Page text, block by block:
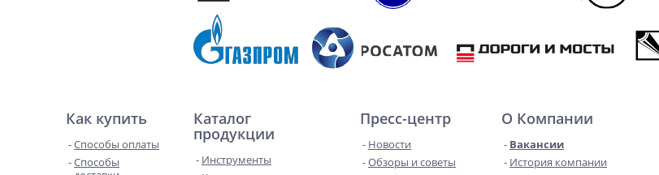
Как купить
Способы оплаты
Способы
Каталог
продукции
Инструменты
Пресс-центр
Новости
Обзоры и советы
О Компании
Вакансии
История компании